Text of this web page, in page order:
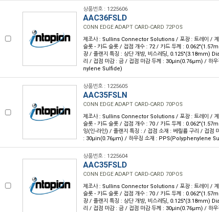
상품번호 : 1225606
AAC36FSLD
CONN EDGE ADAPT CARD-CARD 72POS
제조사 : Sullins Connector Solutions / 포장 : 트레이 / 계
슬롯 - 카드 슬롯 / 접점 개수 : 72 / 카드 두께 :
장 / 플랜지 특징 : 상단 개방, 비스레딩, 0.125"(3.18mm)
리 / 접점 마감 : 금 / 접점 마감 두께 : 30µin(0.76µm) / 하
nylene Sulfide)
상품번호 : 1225605
AAC35FSLN
CONN EDGE ADAPT CARD-CARD 70POS
제조사 : Sullins Connector Solutions / 포장 : 트레이 / 계
슬롯 - 카드 슬롯 / 접점 개수 : 70 / 카드 두께 :
잉(인-라인) / 플랜지 특징 : / 접점 소재 : 베릴륨 구리 / 접점
: 30µin(0.76µm) / 하우징 소재 : PPS(Polyphenylene
상품번호 : 1225604
AAC35FSLD
CONN EDGE ADAPT CARD-CARD 70POS
제조사 : Sullins Connector Solutions / 포장 : 트레이 / 계
슬롯 - 카드 슬롯 / 접점 개수 : 70 / 카드 두께 :
장 / 플랜지 특징 : 상단 개방, 비스레딩, 0.125"(3.18mm)
리 / 접점 마감 : 금 / 접점 마감 두께 : 30µin(0.76µm) / 하